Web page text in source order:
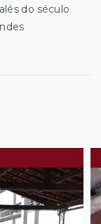
do século